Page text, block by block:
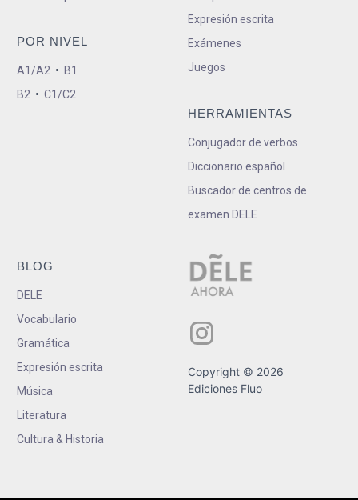
POR NIVEL
A1/A2 • B1
B2 • C1/C2
Expresión escrita
Exámenes
Juegos
HERRAMIENTAS
Conjugador de verbos
Diccionario español
Buscador de centros de
examen DELE
BLOG
DELE
Vocabulario
Gramática
Expresión escrita
Música
Literatura
Cultura & Historia
Copyright © 2026
Ediciones Fluo